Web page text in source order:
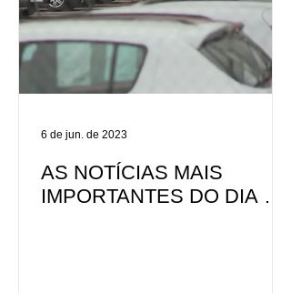
AS NOTÍCIAS MAIS
IMPORTANTES DO DIA 06
6 de jun. de 2023